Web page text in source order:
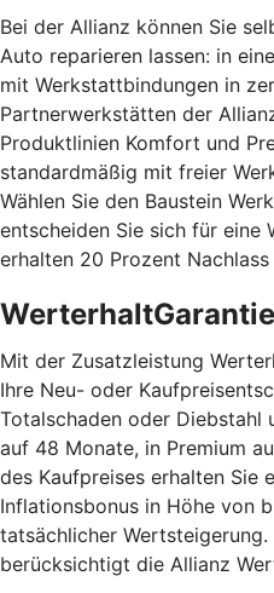
Bei der Allianz können Sie
Auto reparieren lassen: in
mit Werkstattbindungen in
Partnerwerkstätten der
Produktlinien Komfort und
standardmäßig mit freier
Wählen Sie den Baustein
entscheiden Sie sich für eine
erhalten 20 Prozent
WerterhaltGarantie
Mit der Zusatzleistung
Ihre Neu- oder
Totalschaden oder Diebstahl
auf 48 Monate, in Premium
des Kaufpreises erhalten Sie
Inflationsbonus in Höhe von
tatsächlicher
berücksichtigt die Allianz